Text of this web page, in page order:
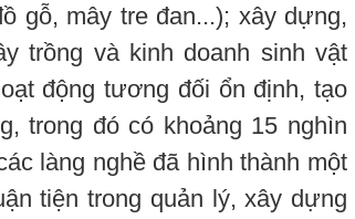
gỗ, mây tre đan...); xây dựng,
trồng và kinh doanh sinh vật
động tương đối ổn định, tạo
trong đó có khoảng 15 nghìn
làng nghề đã hình thành một
tiện trong quản lý, xây dựng